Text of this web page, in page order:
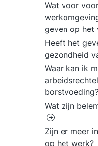
Wat voor
geven op het
Heeft het
gezondheid
Waar kan ik
borstvoeding?
Wat zijn
Zijn er meer
op het werk?